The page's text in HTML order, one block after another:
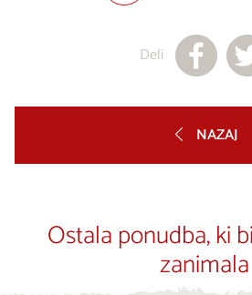
Deli
NAZAJ
Ostala ponudba, ki
zanimala